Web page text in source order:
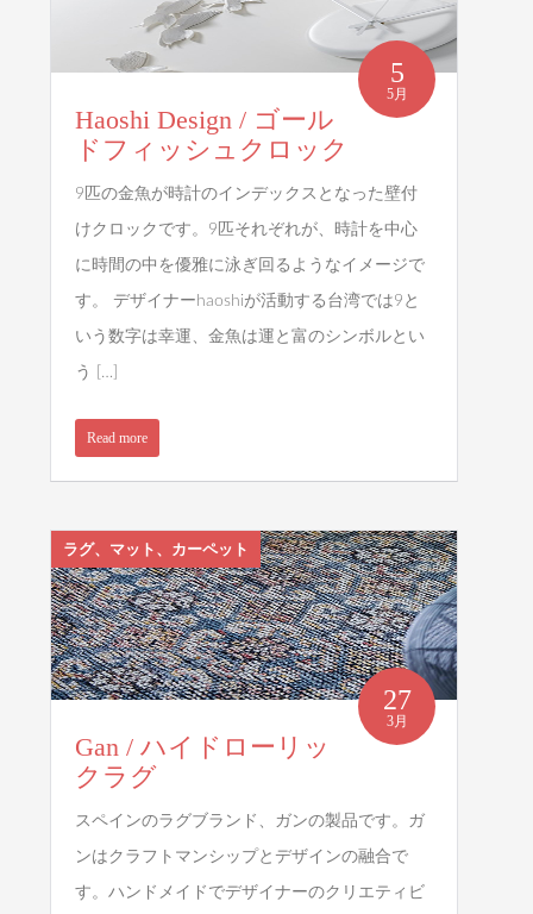
5
5月
Haoshi Design / ゴール
ドフィッシュクロック
9匹の金魚が時計のインデックスとなった壁付
けクロックです。9匹それぞれが、時計を中心
に時間の中を優雅に泳ぎ回るようなイメージで
す。 デザイナーhaoshiが活動する台湾では9と
いう数字は幸運、金魚は運と富のシンボルとい
う […]
Read more
ラグ、マット、カーペット
27
3月
Gan / ハイドローリッ
クラグ
スペインのラグブランド、ガンの製品です。ガ
ンはクラフトマンシップとデザインの融合で
す。ハンドメイドでデザイナーのクリエティビ